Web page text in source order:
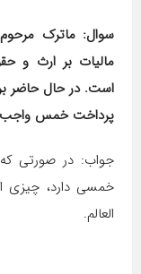
مالیات بر ارث و
است. در حال حاضر
پرداخت خمس واجب
جواب: در صورتی
خمسی دارد، چیزی
العالم.